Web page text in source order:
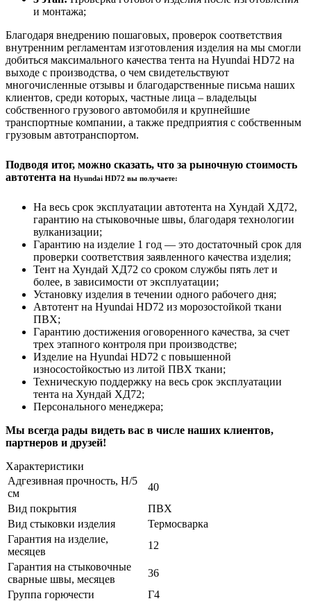
и монтажа;
Благодаря внедрению пошаговых, проверок соответствия
внутренним регламентам изготовления изделия на мы смогли
добиться максимального качества тента на Hyundai HD72 на
выходе с производства, о чем свидетельствуют
многочисленные отзывы и благодарственные письма наших
клиентов, среди которых, частные лица – владельцы
собственного грузового автомобиля и крупнейшие
транспортные компании, а также предприятия с собственным
грузовым автотранспортом.
Подводя итог, можно сказать, что за рыночную стоимость
автотента на Hyundai HD72 вы получаете:
На весь срок эксплуатации автотента на Хундай ХД72,
гарантию на стыковочные швы, благодаря технологии
вулканизации;
Гарантию на изделие 1 год — это достаточный срок для
проверки соответствия заявленного качества изделия;
Тент на Хундай ХД72 со сроком службы пять лет и
более, в зависимости от эксплуатации;
Установку изделия в течении одного рабочего дня;
Автотент на Hyundai HD72 из морозостойкой ткани
ПВХ;
Гарантию достижения оговоренного качества, за счет
трех этапного контроля при производстве;
Изделие на Hyundai HD72 с повышенной
износостойкостью из литой ПВХ ткани;
Техническую поддержку на весь срок эксплуатации
тента на Хундай ХД72;
Персонального менеджера;
Мы всегда рады видеть вас в числе наших клиентов,
партнеров и друзей!
Характеристики
Адгезивная прочность, Н/5
см
40
Вид покрытия
ПВХ
Вид стыковки изделия
Термосварка
Гарантия на изделие,
месяцев
12
Гарантия на стыковочные
сварные швы, месяцев
36
Группа горючести
Г4